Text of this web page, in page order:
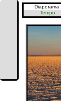
Diaporama
Tempo